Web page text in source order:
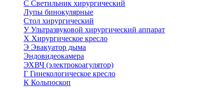
С Светильник хирургический
Лупы бинокулярные
Стол хирургический
УУльтразвуковой хирургический аппарат
Х Хирургическое кресло
Э Эвакуатор дыма
Эндовидеокамера
ЭХВЧ (электрокоагулятор)
Г Гинекологическое кресло
К Кольпоскоп